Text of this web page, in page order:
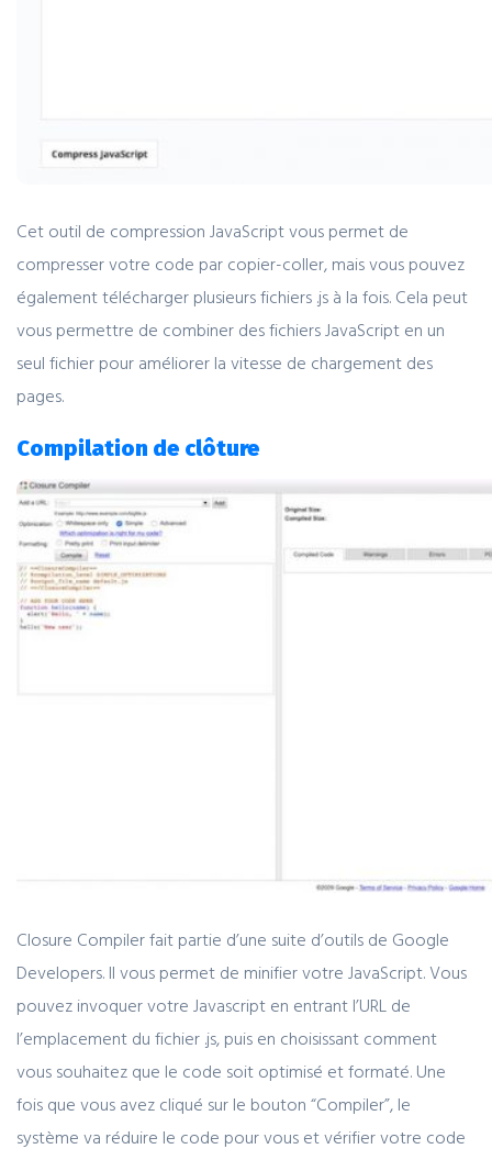
Cet outil de compression JavaScript vous permet de
compresser votre code par copier-coller, mais vous pouvez
également télécharger plusieurs fichiers .js à la fois. Cela peut
vous permettre de combiner des fichiers JavaScript en un
seul fichier pour améliorer la vitesse de chargement des
pages.
Compilation de clôture
Closure Compiler fait partie d’une suite d’outils de Google
Developers. Il vous permet de minifier votre JavaScript. Vous
pouvez invoquer votre Javascript en entrant l’URL de
l’emplacement du fichier .js, puis en choisissant comment
vous souhaitez que le code soit optimisé et formaté. Une
fois que vous avez cliqué sur le bouton “Compiler”, le
système va réduire le code pour vous et vérifier votre code